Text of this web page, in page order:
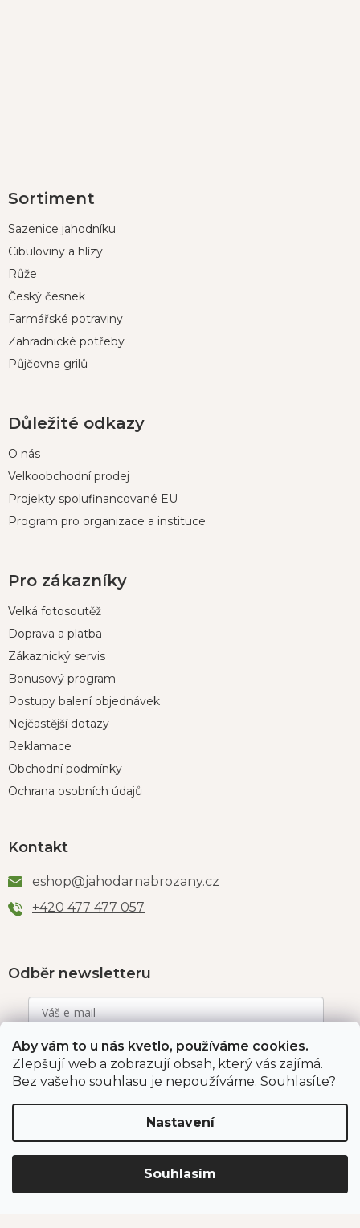
Aby vám to u nás kvetlo, používáme cookies.
Zlepšují web a zobrazují obsah, který vás zajímá.
Bez vašeho souhlasu je nepoužíváme. Souhlasíte?
Nastavení
Souhlasím
á
a
Sortiment
Sazenice jahodníku
Cibuloviny a hlízy
Růže
Český česnek
Farmářské potraviny
Zahradnické potřeby
Půjčovna grilů
Důležité odkazy
O nás
Velkoobchodní prodej
Projekty spolufinancované EU
Program pro organizace a instituce
Pro zákazníky
Velká fotosoutěž
Doprava a platba
Zákaznický servis
Bonusový program
Postupy balení objednávek
Nejčastější dotazy
Reklamace
Obchodní podmínky
Ochrana osobních údajů
Kontakt
eshop@jahodarnabrozany.cz
+420 477 477 057
Odběr newsletteru
Vložením e-mailu souhlasíte s podmínkamiochrany
osobních údajů.
Podmínky ochrany údajů